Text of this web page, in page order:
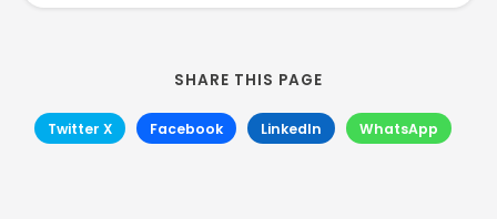
SHARE THIS PAGE
Twitter X Facebook LinkedIn WhatsApp